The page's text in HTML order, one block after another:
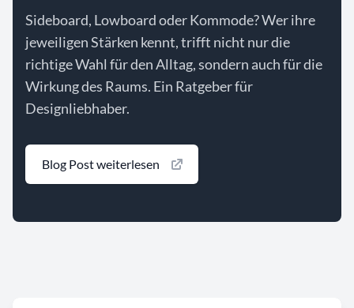
Sideboard, Lowboard oder Kommode? Wer ihre
jeweiligen Stärken kennt, trifft nicht nur die
richtige Wahl für den Alltag, sondern auch für die
Wirkung des Raums. Ein Ratgeber für
Designliebhaber.
Blog Post weiterlesen